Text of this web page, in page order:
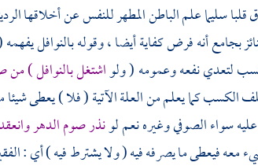
علم الباطن المطهر للنفس عن أخلاقها
بجامع أنه فرض كفاية أيضا ، وقوله بالنوافل
لتعدي نفعه وعمومه ( ولواشتغل بالنوافل ) من
كما يعلم من العلة الآتية ( فلا ) يعطى شيئا
سواء الصوفي وغيره نعم لونذر صوم الدهر
معه فيعطى ما يصرفه فيه ( ولا يشترط فيه ) أي :